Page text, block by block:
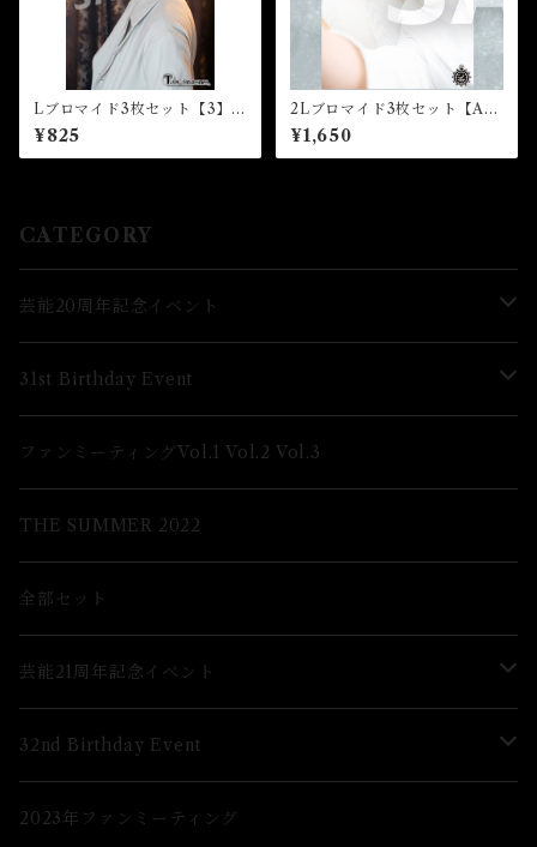
Lブロマイド3枚セット【3】
（全10種）★33rd Birthday
Event
¥825
2Lブロマイド3枚セット【A】
（全4種）★芸能24周年記念イ
ベント
¥1,650
CATEGORY
芸能20周年記念イベント
Lブロマイド
2Lブロマイド
グッズ
31st Birthday Event
Lブロマイド
2Lブロマイド
グッズ
ファンミーティングVol.1 Vol.2 Vol.3
THE SUMMER 2022
全部セット
芸能21周年記念イベント
Lブロマイド
２Lブロマイド
32nd Birthday Event
Lブロマイド
2023年ファンミーティング